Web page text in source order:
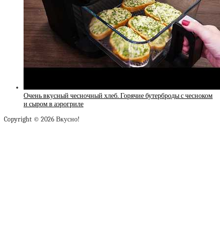
Очень вкусный чесночный хлеб. Горячие бутерброды с чесноком
и сыром в аэрогриле
Copyright © 2026 Вкусно!